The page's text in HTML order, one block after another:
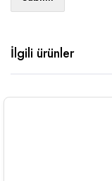
İlgili ürünler